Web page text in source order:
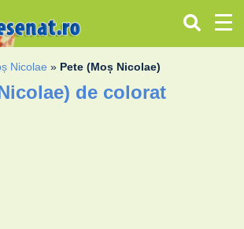
Nicolae » Pete (Moș Nicolae)
de colorat